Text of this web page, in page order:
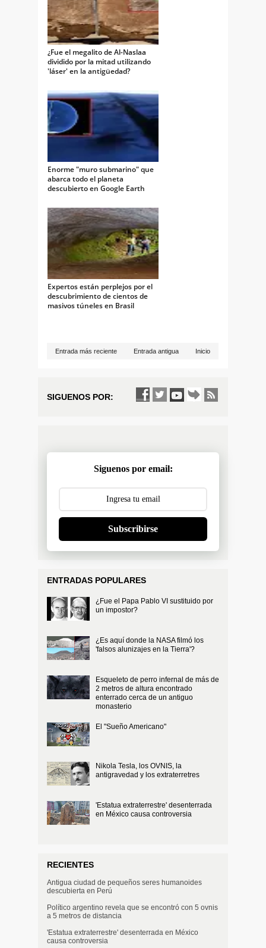
¿Fue el megalito de Al-Naslaa
dividido por la mitad utilizando
'láser' en la antigüedad?
Enorme "muro submarino" que
abarca todo el planeta
descubierto en Google Earth
Expertos están perplejos por el
descubrimiento de cientos de
masivos túneles en Brasil
Entrada más reciente Entrada antigua Inicio
SIGUENOS POR:
Siguenos por email:
Subscribirse
ENTRADAS POPULARES
¿Fue el Papa Pablo VI sustituido por
un impostor?
¿Es aquí donde la NASA filmó los
'falsos alunizajes en la Tierra'?
Esqueleto de perro infernal de más de
2 metros de altura encontrado
enterrado cerca de un antiguo
monasterio
El "Sueño Americano"
Nikola Tesla, los OVNIS, la
antigravedad y los extraterretres
'Estatua extraterrestre' desenterrada
en México causa controversia
RECIENTES
Antigua ciudad de pequeños seres humanoides
descubierta en Perú
Político argentino revela que se encontró con 5 ovnis
a 5 metros de distancia
'Estatua extraterrestre' desenterrada en México
causa controversia